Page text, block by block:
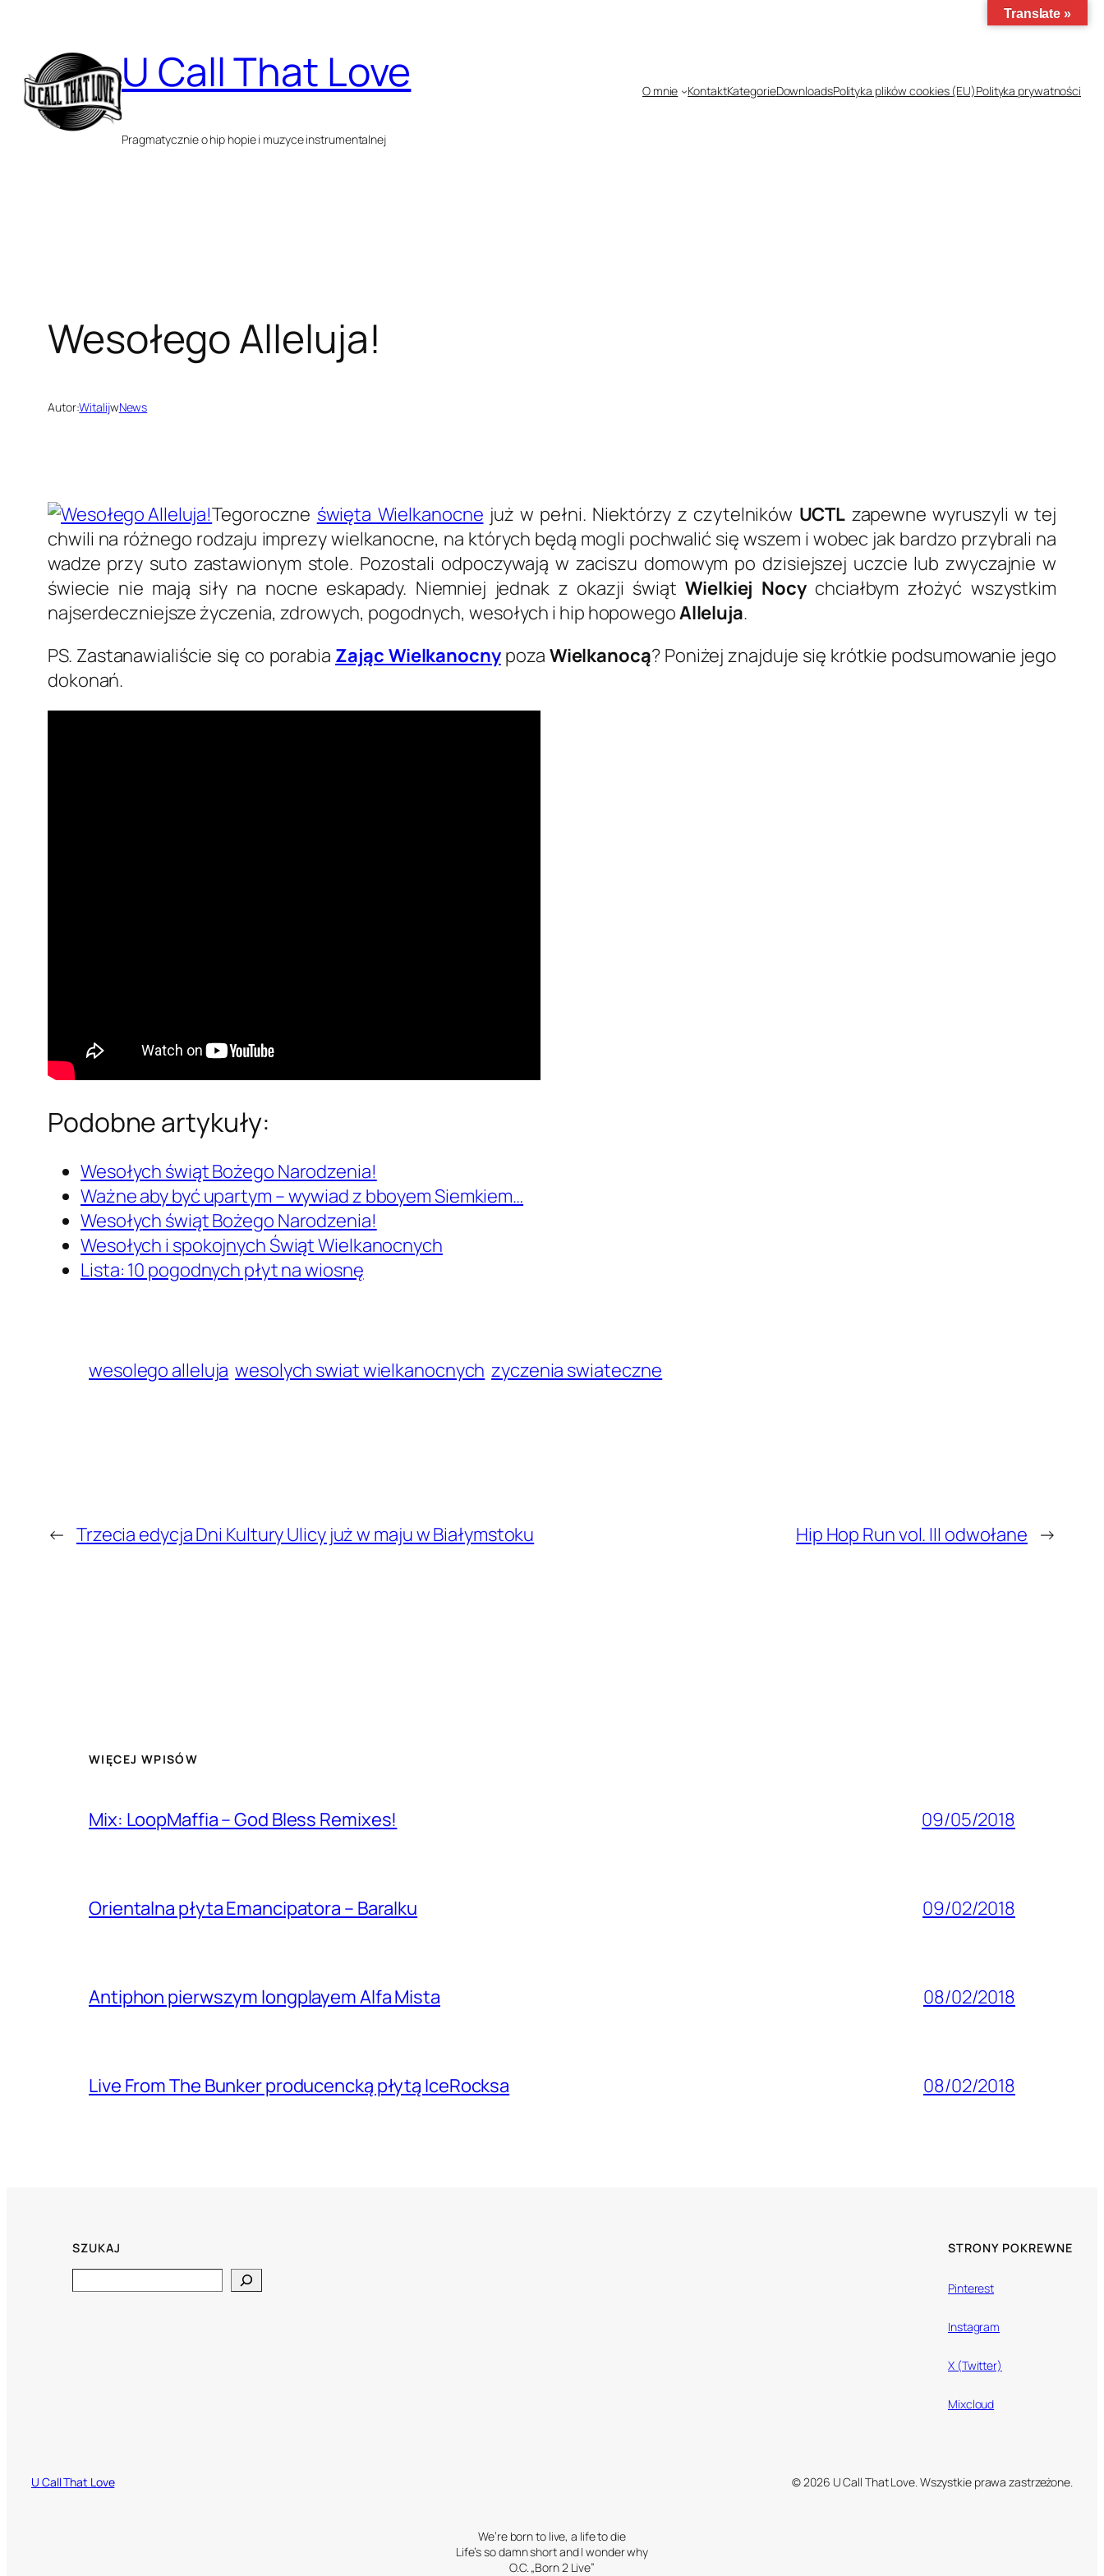
treści
U Call That Love
Pragmatycznie o hip hopie i muzyce instrumentalnej
O mnie KontaktKategorieDownloadsPolityka plików cookies (EU)Polityka prywatności
Wesołego Alleluja!
Autor:WitalijwNews
Tegoroczne święta Wielkanocne już w pełni. Niektórzy z czytelników UCTL zapewne wyruszyli w tej
chwili na różnego rodzaju imprezy wielkanocne, na których będą mogli pochwalić się wszem i wobec jak bardzo przybrali na
wadze przy suto zastawionym stole. Pozostali odpoczywają w zaciszu domowym po dzisiejszej uczcie lub zwyczajnie w
świecie nie mają siły na nocne eskapady. Niemniej jednak z okazji świątWielkiej Nocychciałbym złożyć wszystkim
najserdeczniejsze życzenia, zdrowych, pogodnych, wesołych i hip hopowegoAlleluja.
PS. Zastanawialiście się co porabia Zając Wielkanocnypoza Wielkanocą? Poniżej znajduje się krótkie podsumowanie jego
dokonań.
Podobne artykuły:
Wesołych świąt Bożego Narodzenia!
Ważne aby być upartym – wywiad z bboyem Siemkiem…
Wesołych świąt Bożego Narodzenia!
Wesołych i spokojnych Świąt Wielkanocnych
Lista: 10 pogodnych płyt na wiosnę
wesolego alleluja wesolych swiat wielkanocnych zyczenia swiateczne
← Trzecia edycja Dni Kultury Ulicy już w maju w Białymstoku Hip Hop Run vol. III odwołane →
WIĘCEJ WPISÓW
Mix: LoopMaffia – God Bless Remixes! 09/05/2018
Orientalna płyta Emancipatora – Baralku 09/02/2018
Antiphon pierwszym longplayem Alfa Mista 08/02/2018
Live From The Bunker producencką płytą IceRocksa 08/02/2018
SZUKAJ STRONY POKREWNE
Pinterest
Instagram
X (Twitter)
Mixcloud
U Call That Love © 2026 U Call That Love. Wszystkie prawa zastrzeżone.
We’re born to live, a life to die
Life’s so damn short and I wonder why
O.C. „Born 2 Live”
Translate »